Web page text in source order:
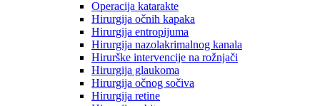
Operacija katarakte
Hirurgija očnih kapaka
Hirurgija entropijuma
Hirurgija nazolakrimalnog kanala
Hirurške intervencije na rožnjači
Hirurgija glaukoma
Hirurgija očnog sočiva
Hirurgija retine